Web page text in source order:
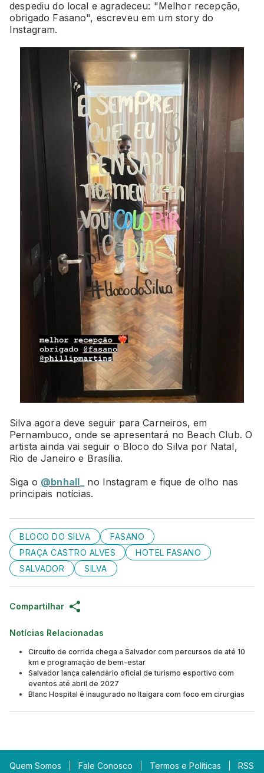
despediu do local e agradeceu: "Melhor recepção,
obrigado Fasano", escreveu em um story do
Instagram.
Silva agora deve seguir para Carneiros, em
Pernambuco, onde se apresentará no Beach Club. O
artista ainda vai seguir o Bloco do Silva por Natal,
Rio de Janeiro e Brasília.
Siga o @bnhall_
no Instagram e fique de olho nas
principais notícias.
BLOCO DO SILVA
FASANO
PRAÇA CASTRO ALVES
HOTEL FASANO
SALVADOR
SILVA
Compartilhar
Notícias Relacionadas
Circuito de corrida chega a Salvador com percursos de até 10
km e programação de bem-estar
Salvador lança calendário oficial de turismo esportivo com
eventos até abril de 2027
Blanc Hospital é inaugurado no Itaigara com foco em cirurgias
Quem Somos Fale Conosco Termos e Políticas RSS